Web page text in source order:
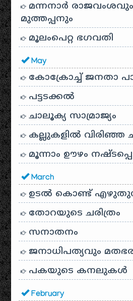
മന്നനാർ രാജവംശവും
മുത്തപ്പനും
മൂലംപെറ്റ ഭഗവതി
May
കോക്രോച്ച് ജനതാ
പട്ടടക്കൽ
ചാലൂക്യ സാമ്രാജ്യം
കല്ലുകളിൽ വിരിഞ്ഞ
മൂന്നാം ഊഴം
March
ഉടൽ കൊണ്ട് എഴുതുന്ന
തോറയുടെ ചരിത്രം
സനാതനം
ജനാധിപത്യവും
പകയുടെ കനലുകൾ
February